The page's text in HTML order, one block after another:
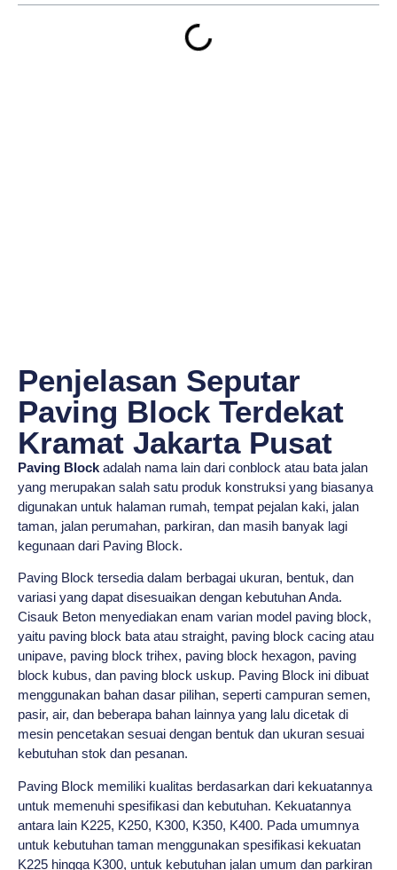
Penjelasan Seputar
Paving Block Terdekat
Kramat Jakarta Pusat
Paving Block adalah nama lain dari conblock atau bata jalan
yang merupakan salah satu produk konstruksi yang biasanya
digunakan untuk halaman rumah, tempat pejalan kaki, jalan
taman, jalan perumahan, parkiran, dan masih banyak lagi
kegunaan dari Paving Block.
Paving Block tersedia dalam berbagai ukuran, bentuk, dan
variasi yang dapat disesuaikan dengan kebutuhan Anda.
Cisauk Beton menyediakan enam varian model paving block,
yaitu paving block bata atau straight, paving block cacing atau
unipave, paving block trihex, paving block hexagon, paving
block kubus, dan paving block uskup. Paving Block ini dibuat
menggunakan bahan dasar pilihan, seperti campuran semen,
pasir, air, dan beberapa bahan lainnya yang lalu dicetak di
mesin pencetakan sesuai dengan bentuk dan ukuran sesuai
kebutuhan stok dan pesanan.
Paving Block memiliki kualitas berdasarkan dari kekuatannya
untuk memenuhi spesifikasi dan kebutuhan. Kekuatannya
antara lain K225, K250, K300, K350, K400. Pada umumnya
untuk kebutuhan taman menggunakan spesifikasi kekuatan
K225 hingga K300, untuk kebutuhan jalan umum dan parkiran